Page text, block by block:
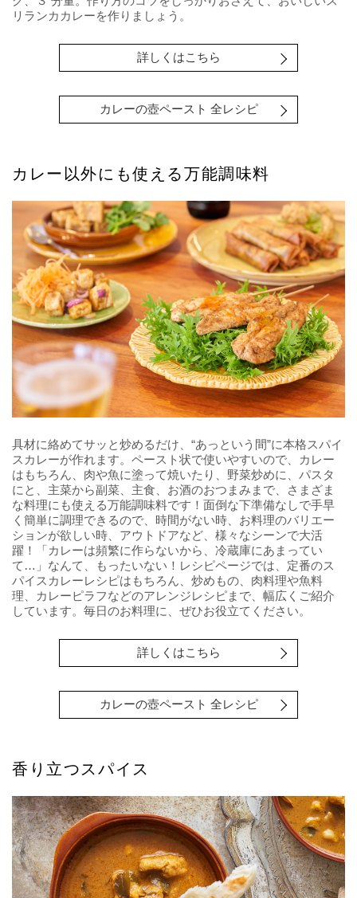
リランカカレーを作りましょう。
詳しくはこちら
カレーの壺ペースト 全レシピ
カレー以外にも使える万能調味料
具材に絡めてサッと炒めるだけ、“あっという間”に本格スパイ
スカレーが作れます。ペースト状で使いやすいので、カレー
はもちろん、肉や魚に塗って焼いたり、野菜炒めに、パスタ
にと、主菜から副菜、主食、お酒のおつまみまで、さまざま
な料理にも使える万能調味料です！面倒な下準備なしで手早
く簡単に調理できるので、時間がない時、お料理のバリエー
ションが欲しい時、アウトドアなど、様々なシーンで大活
躍！「カレーは頻繁に作らないから、冷蔵庫にあまってい
て…」なんて、もったいない！レシピページでは、定番のス
パイスカレーレシピはもちろん、炒めもの、肉料理や魚料
理、カレーピラフなどのアレンジレシピまで、幅広くご紹介
しています。毎日のお料理に、ぜひお役立てください。
詳しくはこちら
カレーの壺ペースト 全レシピ
香り立つスパイス